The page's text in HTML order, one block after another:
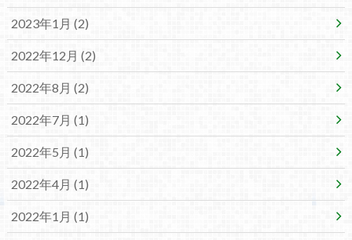
2023年1月 (2)
2022年12月 (2)
2022年8月 (2)
2022年7月 (1)
2022年5月 (1)
2022年4月 (1)
2022年1月 (1)